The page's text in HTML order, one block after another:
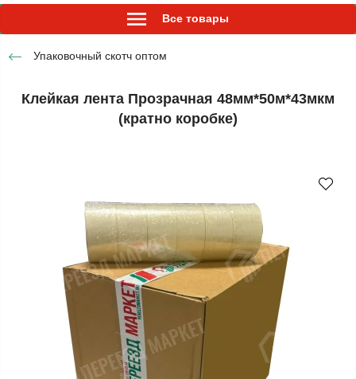
Все товары
Упаковочный скотч оптом
Клейкая лента Прозрачная 48мм*50м*43мкм
(кратно коробке)